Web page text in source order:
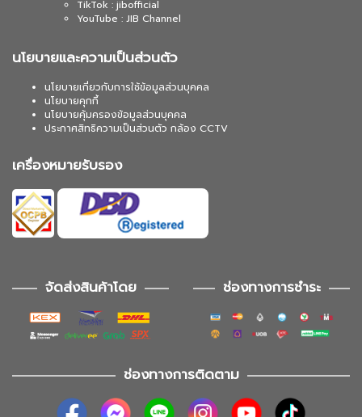
TikTok : jibofficial
YouTube : JIB Channel
นโยบายและความเป็นส่วนตัว
นโยบายเกี่ยวกับการใช้ข้อมูลส่วนบุคคล
นโยบายคุกกี้
นโยบายคุ้มครองข้อมูลส่วนบุคคล
ประกาศสิทธิความเป็นส่วนตัว กล้อง CCTV
เครื่องหมายรับรอง
จัดส่งสินค้าโดย ช่องทางการชำระ
ช่องทางการติดตาม